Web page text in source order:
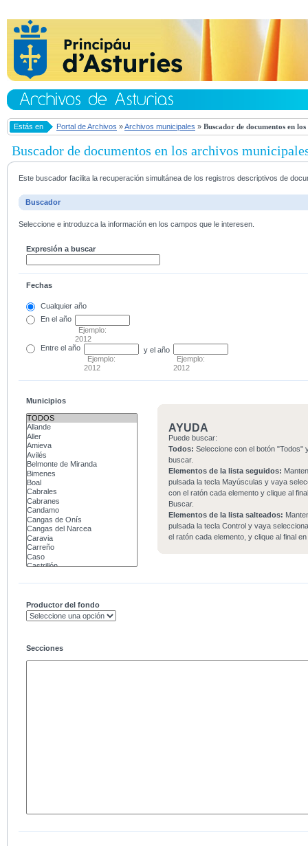
Estás en Portal de Archivos »Archivos municipales » Buscador de documentos en
Buscador de documentos en los archivos
Este buscador facilita la recuperación simultánea de los registros descriptivos de
Buscador
Seleccione e introduzca la información en los campos que le interesen.
Expresión a buscar
Fechas
Cualquier año
En el año
Ejemplo:
2012
Entre el año
Ejemplo:
2012
y el año
Ejemplo:
2012
Municipios
AYUDA
Puede buscar:
Todos: Seleccione con el botón "Todos"
buscar.
Elementos de la lista seguidos:
pulsada la tecla Mayúsculas y vaya
con el ratón cada elemento y clique al
Buscar.
Elementos de la lista salteados:
pulsada la tecla Control y vaya
el ratón cada elemento, y clique al final
Productor del fondo
Secciones